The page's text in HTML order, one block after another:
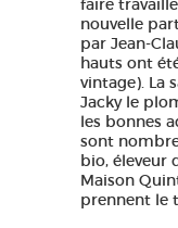
faire
nouvelle
par Jean-
hauts ont
vintage). La
Jacky le
les bonnes
sont
bio, éleveur
Maison
prennent le